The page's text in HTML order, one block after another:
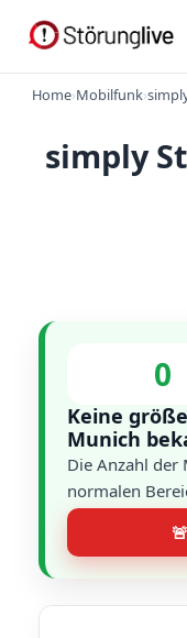
Home›Mobilfunk›
simply
0
Keine
Munich
Die Anzahl
normalen